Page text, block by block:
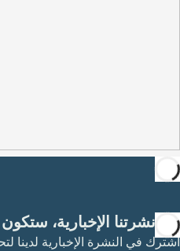
مع نشرتنا الإخبارية،
اشترك في النشرة الإخبارية